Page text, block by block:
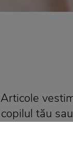
Articole
copilul tău